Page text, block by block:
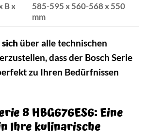
B x
585-595 x 560-568 x 550
mm
über alle technischen
dass der Bosch Serie
zu Ihren Bedürfnissen
8 HBG676ES6: Eine
Ihre kulinarische